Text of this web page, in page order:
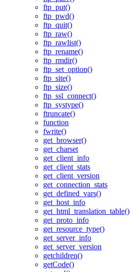
ftp_put()
ftp_pwd()
ftp_quit()
ftp_raw()
ftp_rawlist()
ftp_rename()
ftp_rmdir()
ftp_set_option()
ftp_site()
ftp_size()
ftp_ssl_connect()
ftp_systype()
ftruncate()
function
fwrite()
get_browser()
get_charset
get_client_info
get_client_stats
get_client_version
get_connection_stats
get_defined_vars()
get_host_info
get_html_translation_table()
get_proto_info
get_resource_type()
get_server_info
get_server_version
getchildren()
getCode()